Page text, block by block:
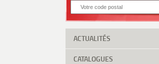
ACTUALITÉS
CATALOGUES